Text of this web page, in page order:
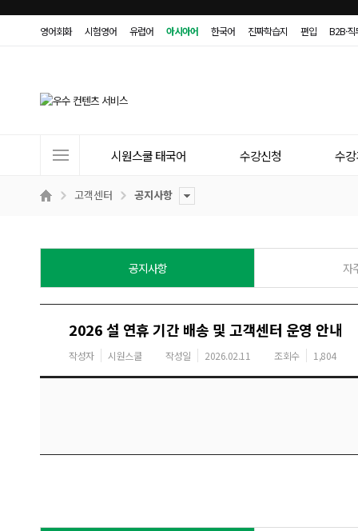
영어회화 시험영어 유럽어 아시아어 한국어 진짜학습지 편입 B2B·
트
시원스쿨 태국어 수강신청 수
고객센터 공지사항
공지사항 자
2026 설 연휴 기간 배송 및 고객센터 운영 안내
작성자 시원스쿨 작성일 2026.02.11 조회수 1,804